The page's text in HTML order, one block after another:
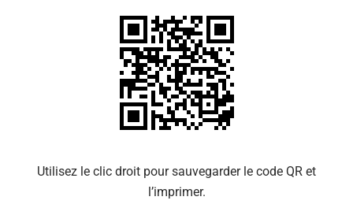
Utilisez le clic droit pour sauvegarder le code QR et
l’imprimer.